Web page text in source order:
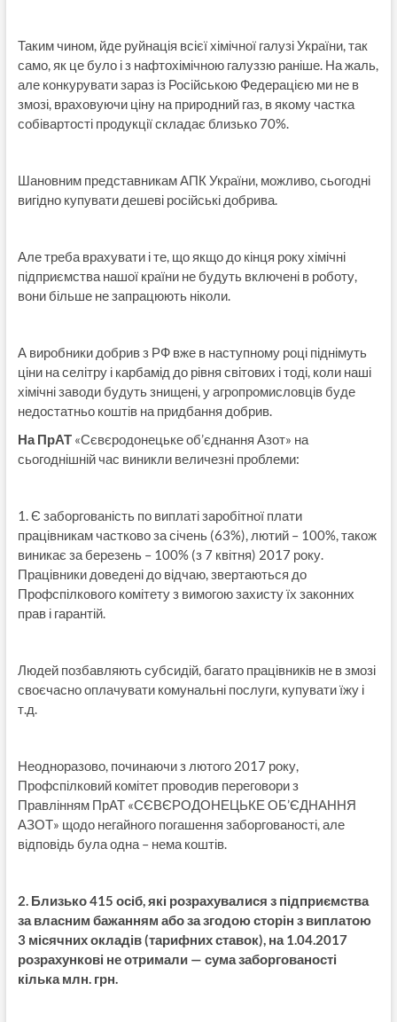
Таким чином, йде руйнація всієї хімічної галузі України, так
само, як це було і з нафтохімічною галуззю раніше. На жаль,
але конкурувати зараз із Російською Федерацією ми не в
змозі, враховуючи ціну на природний газ, в якому частка
собівартості продукції складає близько 70%.
Шановним представникам АПК України, можливо, сьогодні
вигідно купувати дешеві російські добрива.
Але треба врахувати і те, що якщо до кінця року хімічні
підприємства нашої країни не будуть включені в роботу,
вони більше не запрацюють ніколи.
А виробники добрив з РФ вже в наступному році піднімуть
ціни на селітру і карбамід до рівня світових і тоді, коли наші
хімічні заводи будуть знищені, у агропромисловців буде
недостатньо коштів на придбання добрив.
На ПрАТ «Сєвєродонецьке об’єднання Азот» на
сьогоднішній час виникли величезні проблеми:
1. Є заборгованість по виплаті заробітної плати
працівникам частково за січень (63%), лютий – 100%, також
виникає за березень – 100% (з 7 квітня) 2017 року.
Працівники доведені до відчаю, звертаються до
Профспілкового комітету з вимогою захисту їх законних
прав і гарантій.
Людей позбавляють субсидій, багато працівників не в змозі
своєчасно оплачувати комунальні послуги, купувати їжу і
т.д.
Неодноразово, починаючи з лютого 2017 року,
Профспілковий комітет проводив переговори з
Правлінням ПрАТ «СЄВЄРОДОНЕЦЬКЕ ОБ’ЄДНАННЯ
АЗОТ» щодо негайного погашення заборгованості, але
відповідь була одна – нема коштів.
2. Близько 415 осіб, які розрахувалися з підприємства
за власним бажанням або за згодою сторін з виплатою
3 місячних окладів (тарифних ставок), на 1.04.2017
розрахункові не отримали — сума заборгованості
кілька млн. грн.